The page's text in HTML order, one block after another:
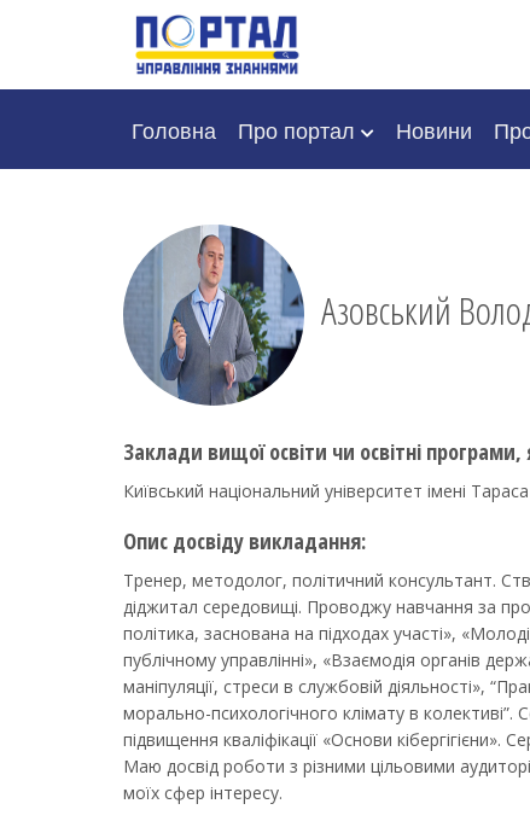
Головна Про портал Новини
Азовський
Заклади вищої освіти чи освітні
Київський національний університет імені
Опис досвіду викладання:
Тренер, методолог, політичний консультант.
діджитал середовищі. Проводжу навчання за
політика, заснована на підходах участі»,
публічному управлінні», «Взаємодія органів
маніпуляції, стреси в службовій діяльності»,
морально-психологічного клімату в
підвищення кваліфікації «Основи
Маю досвід роботи з різними цільовими
моїх сфер інтересу.